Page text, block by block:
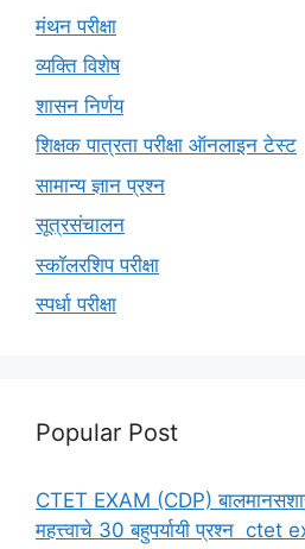
मंथन परीक्षा
व्यक्ति विशेष
शासन निर्णय
शिक्षक पात्रता परीक्षा ऑनलाइन टेस्ट
सामान्य ज्ञान प्रश्न
सूत्रसंचालन
स्कॉलरशिप परीक्षा
स्पर्धा परीक्षा
Popular Post
CTET EXAM (CDP)
महत्त्वाचे 30 बहुपर्यायी प्रश्न